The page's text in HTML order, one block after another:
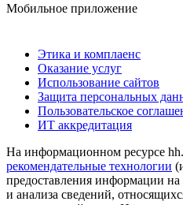
Мобильное приложение
Этика и комплаенс
Оказание услуг
Использование сайтов
Защита персональных
Пользовательское
ИТ аккредитация
На информационном ресурсе
рекомендательные технологии
предоставления информации на
и анализа сведений,